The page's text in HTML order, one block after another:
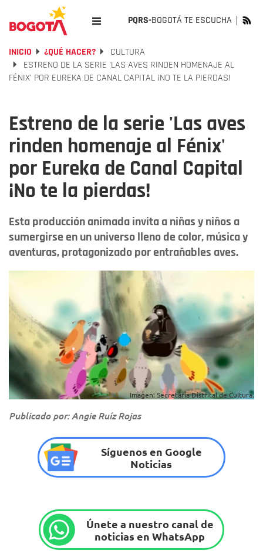
PQRS-BOGOTÁ TE ESCUCHA
INICIO ¿QUÉ HACER?
CULTURA
ESTRENO DE LA SERIE 'LAS AVES RINDEN HOMENAJE AL
FÉNIX' POR EUREKA DE CANAL CAPITAL ¡NO TE LA PIERDAS!
Estreno de la serie 'Las aves
rinden homenaje al Fénix'
por Eureka de Canal Capital
¡No te la pierdas!
Esta producción animada invita a niñas y niños a
sumergirse en un universo lleno de color, música y
aventuras, protagonizado por entrañables aves.
Imagen: Secretaría Distrital de Cultura.
Publicado por: Angie Ruíz Rojas
Síguenos en Google
Noticias
Únete a nuestro canal de
noticias en WhatsApp